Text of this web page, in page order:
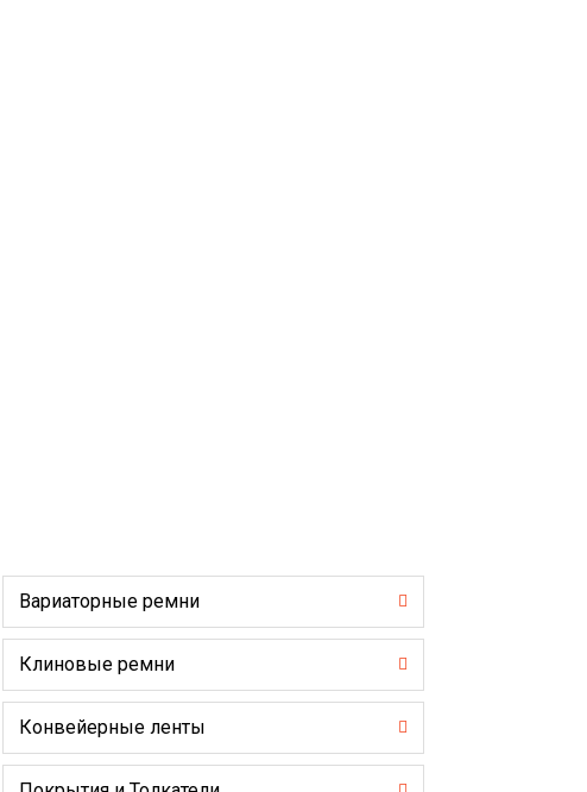
Вариаторные ремни
Клиновые ремни
Конвейерные ленты